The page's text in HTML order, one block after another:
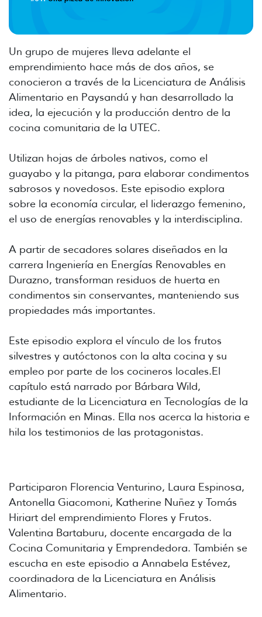
Un grupo de mujeres lleva adelante el
emprendimiento hace más de dos años, se
conocieron a través de la Licenciatura de Análisis
Alimentario en Paysandú y han desarrollado la
idea, la ejecución y la producción dentro de la
cocina comunitaria de la UTEC.
Utilizan hojas de árboles nativos, como el
guayabo y la pitanga, para elaborar condimentos
sabrosos y novedosos. Este episodio explora
sobre la economía circular, el liderazgo femenino,
el uso de energías renovables y la interdisciplina.
A partir de secadores solares diseñados en la
carrera Ingeniería en Energías Renovables en
Durazno, transforman residuos de huerta en
condimentos sin conservantes, manteniendo sus
propiedades más importantes.
Este episodio explora el vínculo de los frutos
silvestres y autóctonos con la alta cocina y su
empleo por parte de los cocineros locales.El
capítulo está narrado por Bárbara Wild,
estudiante de la Licenciatura en Tecnologías de la
Información en Minas. Ella nos acerca la historia e
hila los testimonios de las protagonistas.
Participaron Florencia Venturino, Laura Espinosa,
Antonella Giacomoni, Katherine Nuñez y Tomás
Hiriart del emprendimiento Flores y Frutos.
Valentina Bartaburu, docente encargada de la
Cocina Comunitaria y Emprendedora. También se
escucha en este episodio a Annabela Estévez,
coordinadora de la Licenciatura en Análisis
Alimentario.